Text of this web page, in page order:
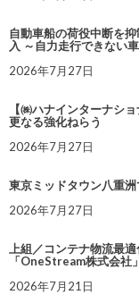
自動車船の荷役中断を
入 ～自力走行できない
2026年7月27日
【㈱ハナインターナシ
更なる強化ねらう
2026年7月27日
東京ミッドタウン八重
2026年7月27日
上組／コンテナ物流最
「OneStream株式会社
2026年7月21日